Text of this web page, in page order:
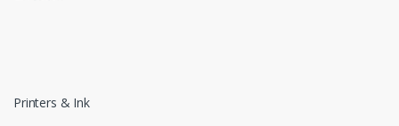
Printers & Ink